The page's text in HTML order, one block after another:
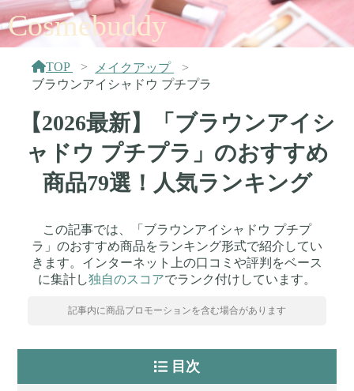
Cosmebuddy
TOP
メイクアップ
ブラウンアイシャドウ プチプラ
【2026最新】「ブラウンアイシ
ャドウ プチプラ」のおすすめ
商品79選！人気ランキング
この記事では、「ブラウンアイシャドウ プチプ
ラ」のおすすめ商品をランキング形式で紹介してい
きます。インターネット上の口コミや評判をベース
に集計し独自のスコアでランク付けしています。
記事内に商品プロモーションを含む場合があります
目次